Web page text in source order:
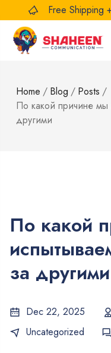
Free Shipping
Home / Blog / Posts /
По какой причине мы
другими
По какой
за другими
Dec 22, 2025
Uncategorized